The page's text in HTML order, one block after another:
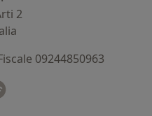
2
09244850963
scheda
nuova scheda
in una nuova scheda